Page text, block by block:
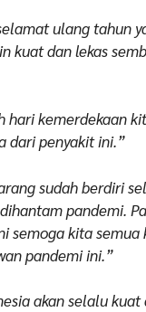
ulang tahun
kuat dan lekas
hari kemerdekaan
dari penyakit ini.”
sudah berdiri
pandemi.
semoga kita
pandemi ini.”
akan selalu